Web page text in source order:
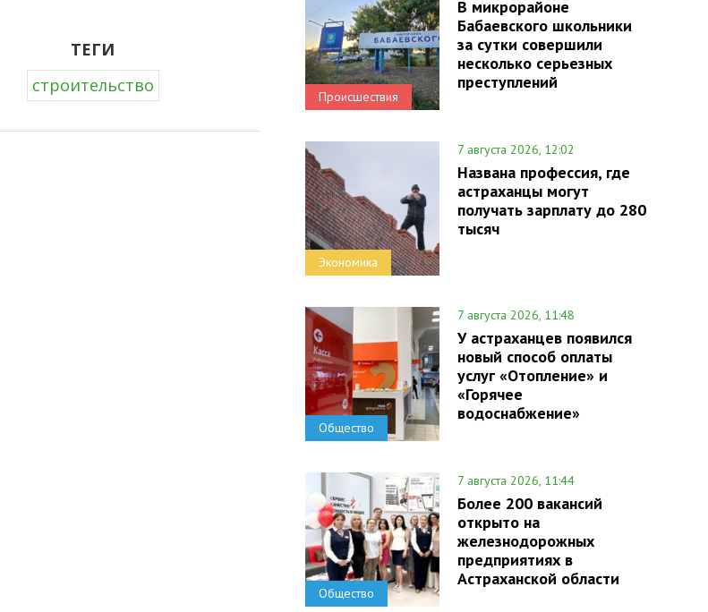
ТЕГИ
строительство
Происшествия
В микрорайоне
Бабаевского школьники
за сутки совершили
несколько серьезных
преступлений
Экономика
7 августа 2026, 12:02
Названа профессия, где
астраханцы могут
получать зарплату до 280
тысяч
Общество
7 августа 2026, 11:48
У астраханцев появился
новый способ оплаты
услуг «Отопление» и
«Горячее
водоснабжение»
Общество
7 августа 2026, 11:44
Более 200 вакансий
открыто на
железнодорожных
предприятиях в
Астраханской области